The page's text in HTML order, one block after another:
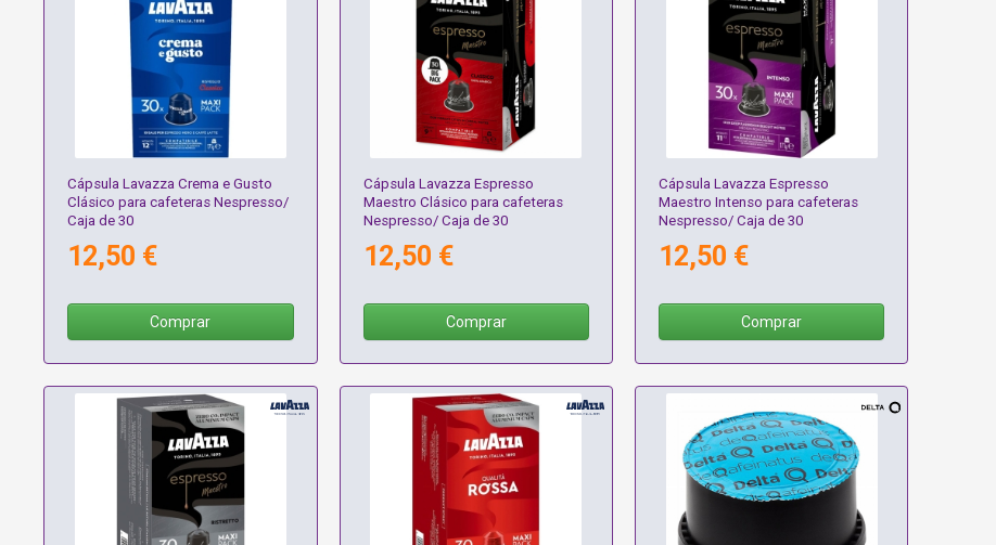
Cápsula Lavazza Crema e Gusto
Clásico para cafeteras Nespresso/
Caja de 30
12,50 €
Comprar
Cápsula Lavazza Espresso
Maestro Clásico para cafeteras
Nespresso/ Caja de 30
12,50 €
Comprar
Cápsula Lavazza Espresso
Maestro Intenso para cafeteras
Nespresso/ Caja de 30
12,50 €
Comprar